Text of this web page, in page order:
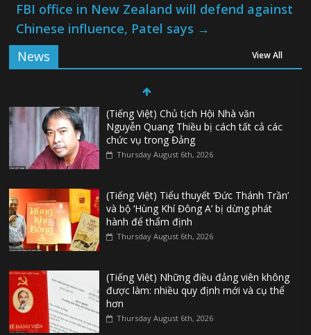
FBI office in New Zealand will defend against
Chinese influence, Patel says →
News
View All
(Tiếng Việt) Chủ tịch Hội Nhà văn
Nguyễn Quang Thiều bị cách tất cả các
chức vụ trong Đảng
Thursday August 6th, 2026
(Tiếng Việt) Tiểu thuyết ‘Đức Thánh Trần’
và bộ ‘Hùng Khí Đông A’ bị dừng phát
hành để thẩm định
Thursday August 6th, 2026
(Tiếng Việt) Những điều đảng viên không
được làm: nhiều quy định mới và cụ thể
hơn
Thursday August 6th, 2026